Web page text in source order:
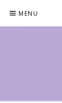
content
MENU